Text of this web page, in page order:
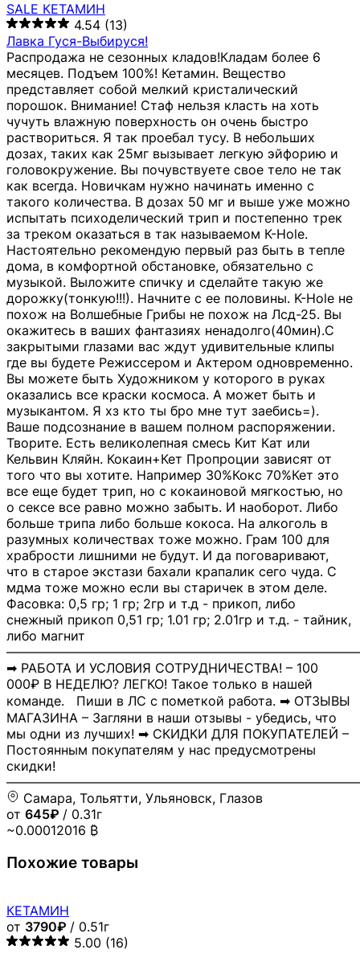
SALE КЕТАМИН
4.54 (13)
Лавка Гуся-Выбируся!
Распродажа не сезонных кладов!Кладам более 6
месяцев. Подъем 100%! Кетамин. Вещество
представляет собой мелкий кристалический
порошок. Внимание! Стаф нельзя класть на хоть
чучуть влажную поверхность он очень быстро
раствориться. Я так проебал тусу. В небольших
дозах, таких как 25мг вызывает легкую эйфорию и
головокружение. Вы почувствуете свое тело не так
как всегда. Новичкам нужно начинать именно с
такого количества. В дозах 50 мг и выше уже можно
испытать психоделический трип и постепенно трек
за треком оказаться в так называемом К-Hole.
Настоятельно рекомендую первый раз быть в тепле
дома, в комфортной обстановке, обязательно с
музыкой. Выложите спичку и сделайте такую же
дорожку(тонкую!!!). Начните с ее половины. K-Hole не
похож на Волшебные Грибы не похож на Лсд-25. Вы
окажитесь в ваших фантазиях ненадолго(40мин).С
закрытыми глазами вас ждут удивительные клипы
где вы будете Режиссером и Актером одновременно.
Вы можете быть Художником у которого в руках
оказались все краски космоса. А может быть и
музыкантом. Я хз кто ты бро мне тут заебись=).
Ваше подсознание в вашем полном распоряжении.
Творите. Есть великолепная смесь Кит Кат или
Кельвин Кляйн. Кокаин+Кет Пропроции зависят от
того что вы хотите. Например 30%Кокс 70%Кет это
все еще будет трип, но с кокаиновой мягкостью, но
о сексе все равно можно забыть. И наоборот. Либо
больше трипа либо больше кокоса. На алкоголь в
разумных количествах тоже можно. Грам 100 для
храбрости лишними не будут. И да поговаривают,
что в старое экстази бахали крапалик сего чуда. С
мдма тоже можно если вы старичек в этом деле.
Фасовка: 0,5 гр; 1 гр; 2гр и т.д - прикоп, либо
снежный прикоп 0,51 гр; 1.01 гр; 2.01гр и т.д. - тайник,
либо магнит
➡ РАБОТА И УСЛОВИЯ СОТРУДНИЧЕСТВА! – 100
000₽ В НЕДЕЛЮ? ЛЕГКО! Такое только в нашей
команде. Пиши в ЛС с пометкой работа. ➡ ОТЗЫВЫ
МАГАЗИНА – Загляни в наши отзывы - убедись, что
мы одни из лучших! ➡ СКИДКИ ДЛЯ ПОКУПАТЕЛЕЙ –
Постоянным покупателям у нас предусмотрены
скидки!
Самара, Тольятти, Ульяновск, Глазов
от 645₽ / 0.31г
~0.00012016 ₿
Похожие товары
КЕТАМИН
от 3790₽ / 0.51г
5.00 (16)